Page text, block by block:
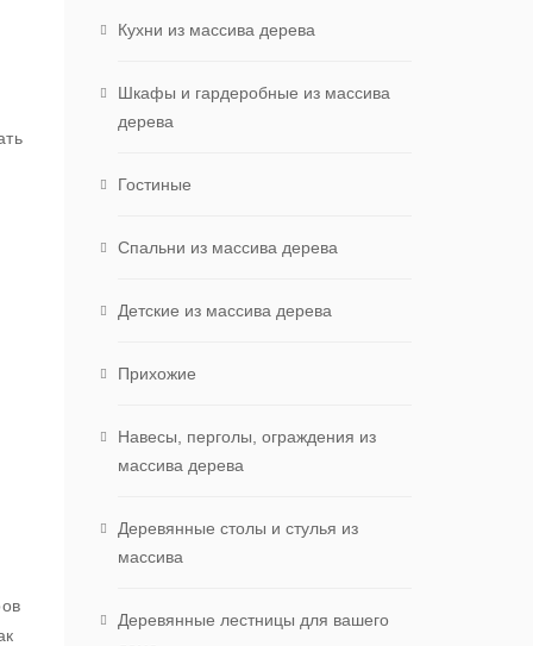
Кухни из массива дерева
Шкафы и гардеробные из массива
дерева
Гостиные
Спальни из массива дерева
Детские из массива дерева
Прихожие
Навесы, перголы, ограждения из
массива дерева
Деревянные столы и стулья из
массива
Деревянные лестницы для вашего